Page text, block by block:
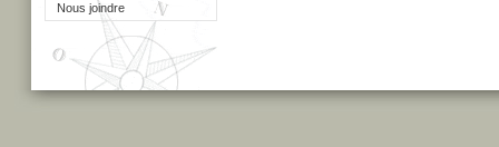
Nous joindre